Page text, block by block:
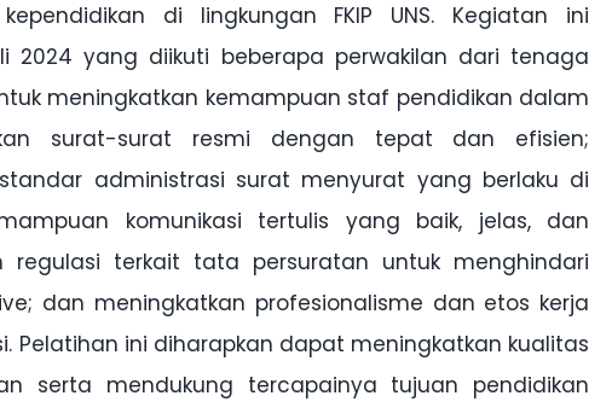
di lingkungan FKIP UNS. Kegiatan ini
yang diikuti beberapa perwakilan dari tenaga
meningkatkan kemampuan staf pendidikan dalam
surat-surat resmi dengan tepat dan efisien;
administrasi surat menyurat yang berlaku di
komunikasi tertulis yang baik, jelas, dan
regulasi terkait tata persuratan untuk menghindari
dan meningkatkan profesionalisme dan etos kerja
ini diharapkan dapat meningkatkan kualitas
serta mendukung tercapainya tujuan pendidikan